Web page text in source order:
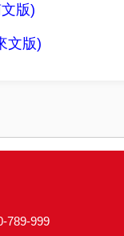
版)
文版)
789-999